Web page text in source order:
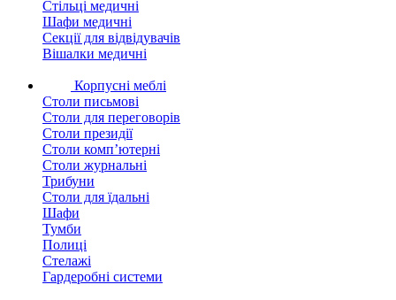
Стільці медичні
Шафи медичні
Секції для відвідувачів
Вішалки медичні
Корпусні меблі
Столи письмові
Столи для переговорів
Столи президії
Столи комп’ютерні
Столи журнальні
Трибуни
Столи для їдальні
Шафи
Тумби
Полиці
Стелажі
Гардеробні системи